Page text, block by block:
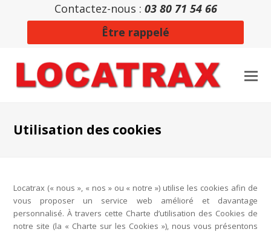
Contactez-nous : 03 80 71 54 66
Être rappelé
Utilisation des cookies
Locatrax (« nous », « nos » ou « notre ») utilise les cookies afin de
vous proposer un service web amélioré et davantage
personnalisé. À travers cette Charte d’utilisation des Cookies de
notre site (la « Charte sur les Cookies »), nous vous présentons